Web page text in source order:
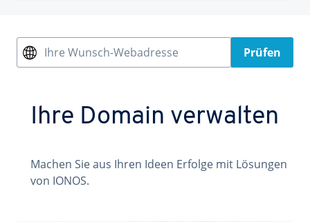
Ihre Wunsch-Webadresse Prüfen
Ihre Domain verwalten
Machen Sie aus Ihren Ideen Erfolge mit Lösungen
von IONOS.